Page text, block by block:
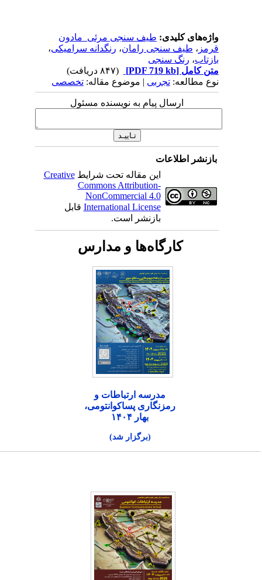
واژه‌های کلیدی:طیف سنجی مرئی_مادون
قرمز، طیف سنجی رامان،رنگدانه سرامیکی،
بازتاب،رنگ سنجی
متن کامل[PDF 719 kb]
نوع مطالعه:تجربی| موضوع مقاله:تخصصی
ارسال پیام به نویسنده مسئول
بازنشر اطلاعات
این مقاله تحت شرایطCreative
Commons Attribution-
NonCommercial 4.0
International Licenseقابل
بازنشر است.
کارگاه‌ها و مدارس
مدرسه ارتباطات و
رمزنگاری پساکوانتومی،
بهار ۱۴۰۴
(برگزار شد)